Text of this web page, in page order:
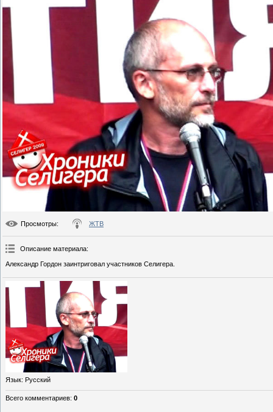
Просмотры: ЖТВ
Описание материала:
Александр Гордон заинтриговал участников Селигера.
Язык: Русский
Всего комментариев: 0